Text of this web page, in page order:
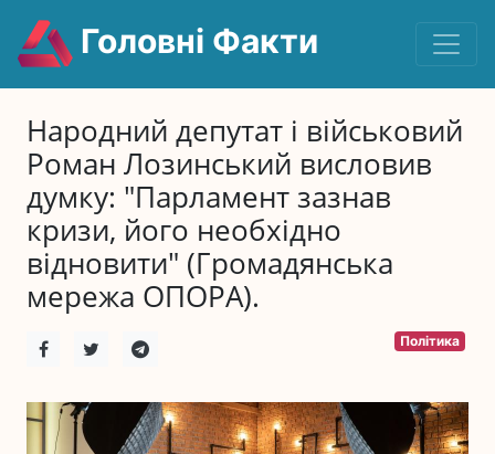
Головні Факти
Народний депутат і військовий
Роман Лозинський висловив
думку: "Парламент зазнав
кризи, його необхідно
відновити" (Громадянська
мережа ОПОРА).
Політика